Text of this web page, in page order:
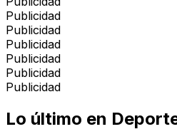
Publicidad
Publicidad
Publicidad
Publicidad
Publicidad
Publicidad
Lo último en